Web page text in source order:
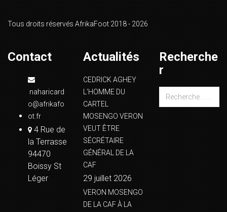
Tous droits réservés AfrikaFoot 2018 - 2026
Contact
naharicard
o@afrikafo
ot.fr
4 Rue de
la Terrasse
94470
Boissy St
Léger
Actualités
CEDRICK AGHEY
L’HOMME DU
CARTEL
MOSENGO VERON
VEUT ÊTRE
SÉCRÉTAIRE
GÉNÉRAL DE LA
CAF
29 juillet 2026
VERON MOSENGO
DE LA CAF À LA
Recherche
r